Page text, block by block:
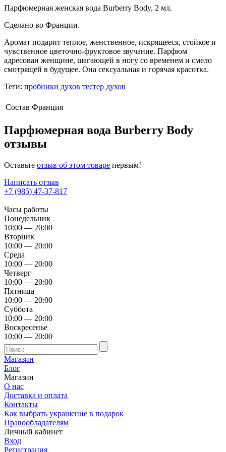
Парфюмерная женская вода Burberry Body, 2 мл.
Сделано во Франции.
Аромат подарит теплое, женственное, искрящееся, стойкое и
чувственное цветочно-фруктовое звучание. Парфюм
адресован женщине, шагающей в ногу со временем и смело
смотрящей в будущее. Она сексуальная и горячая красотка.
Теги: пробники духов тестер духов
Состав Франция
Парфюмерная вода Burberry Body
отзывы
Оставьте отзыв об этом товаре первым!
Написать отзыв
+7 (985) 47-37-817
Часы работы
Понедельник
10:00 — 20:00
Вторник
10:00 — 20:00
Среда
10:00 — 20:00
Четверг
10:00 — 20:00
Пятница
10:00 — 20:00
Суббота
10:00 — 20:00
Воскресенье
10:00 — 20:00
Магазин
Блог
Магазин
О нас
Доставка и оплата
Контакты
Как выбрать украшение в подарок
Правообладателям
Личный кабинет
Вход
Регистрация